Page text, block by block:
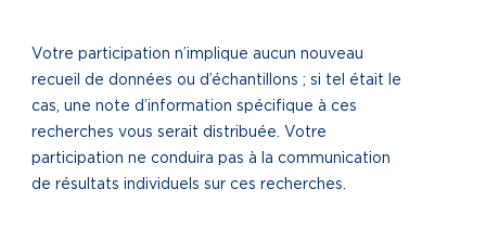
Votre participation n’implique aucun nouveau
recueil de données ou d’échantillons ; si tel était le
cas, une note d’information spécifique à ces
recherches vous serait distribuée. Votre
participation ne conduira pas à la communication
de résultats individuels sur ces recherches.